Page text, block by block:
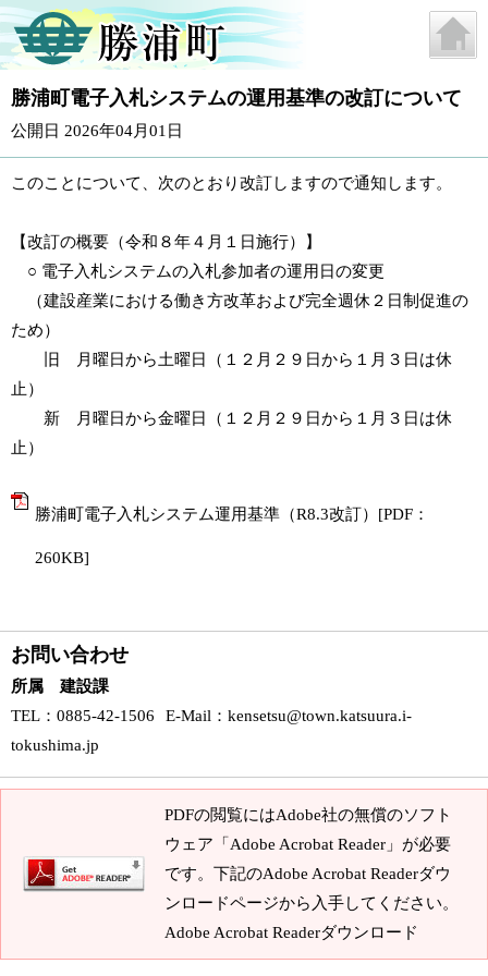
勝浦町電子入札システムの運用基準の改訂について
公開日 2026年04月01日
このことについて、次のとおり改訂しますので通知します。
【改訂の概要（令和８年４月１日施行）】
○ 電子入札システムの入札参加者の運用日の変更
（建設産業における働き方改革および完全週休２日制促進の
ため）
旧 月曜日から土曜日（１２月２９日から１月３日は休
止）
新 月曜日から金曜日（１２月２９日から１月３日は休
止）
勝浦町電子入札システム運用基準（R8.3改訂）[PDF：
260KB]
お問い合わせ
所属 建設課
TEL ：0885-42-1506 E-Mail ： kensetsu@town.katsuura.i-
tokushima.jp
PDFの閲覧にはAdobe社の無償のソフト
ウェア「Adobe Acrobat Reader」が必要
です。下記のAdobe Acrobat Readerダウ
ンロードページから入手してください。
Adobe Acrobat Readerダウンロード